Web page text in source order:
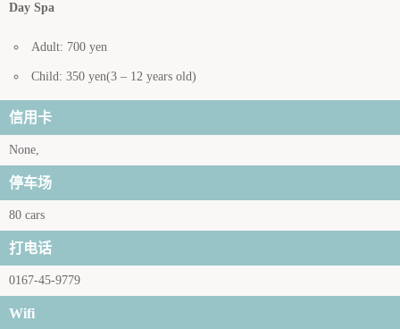
Day Spa
Adult: 700 yen
Child: 350 yen(3 – 12 years old)
信用卡
None,
停车场
80 cars
打电话
0167-45-9779
Wifi